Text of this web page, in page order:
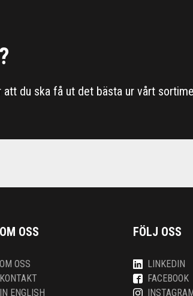
du ska få ut det bästa ur vårt
OM OSS
OM OSS
KONTAKT
IN ENGLISH
FÖLJ OSS
LINKEDIN
FACEBOOK
INSTAGRAM